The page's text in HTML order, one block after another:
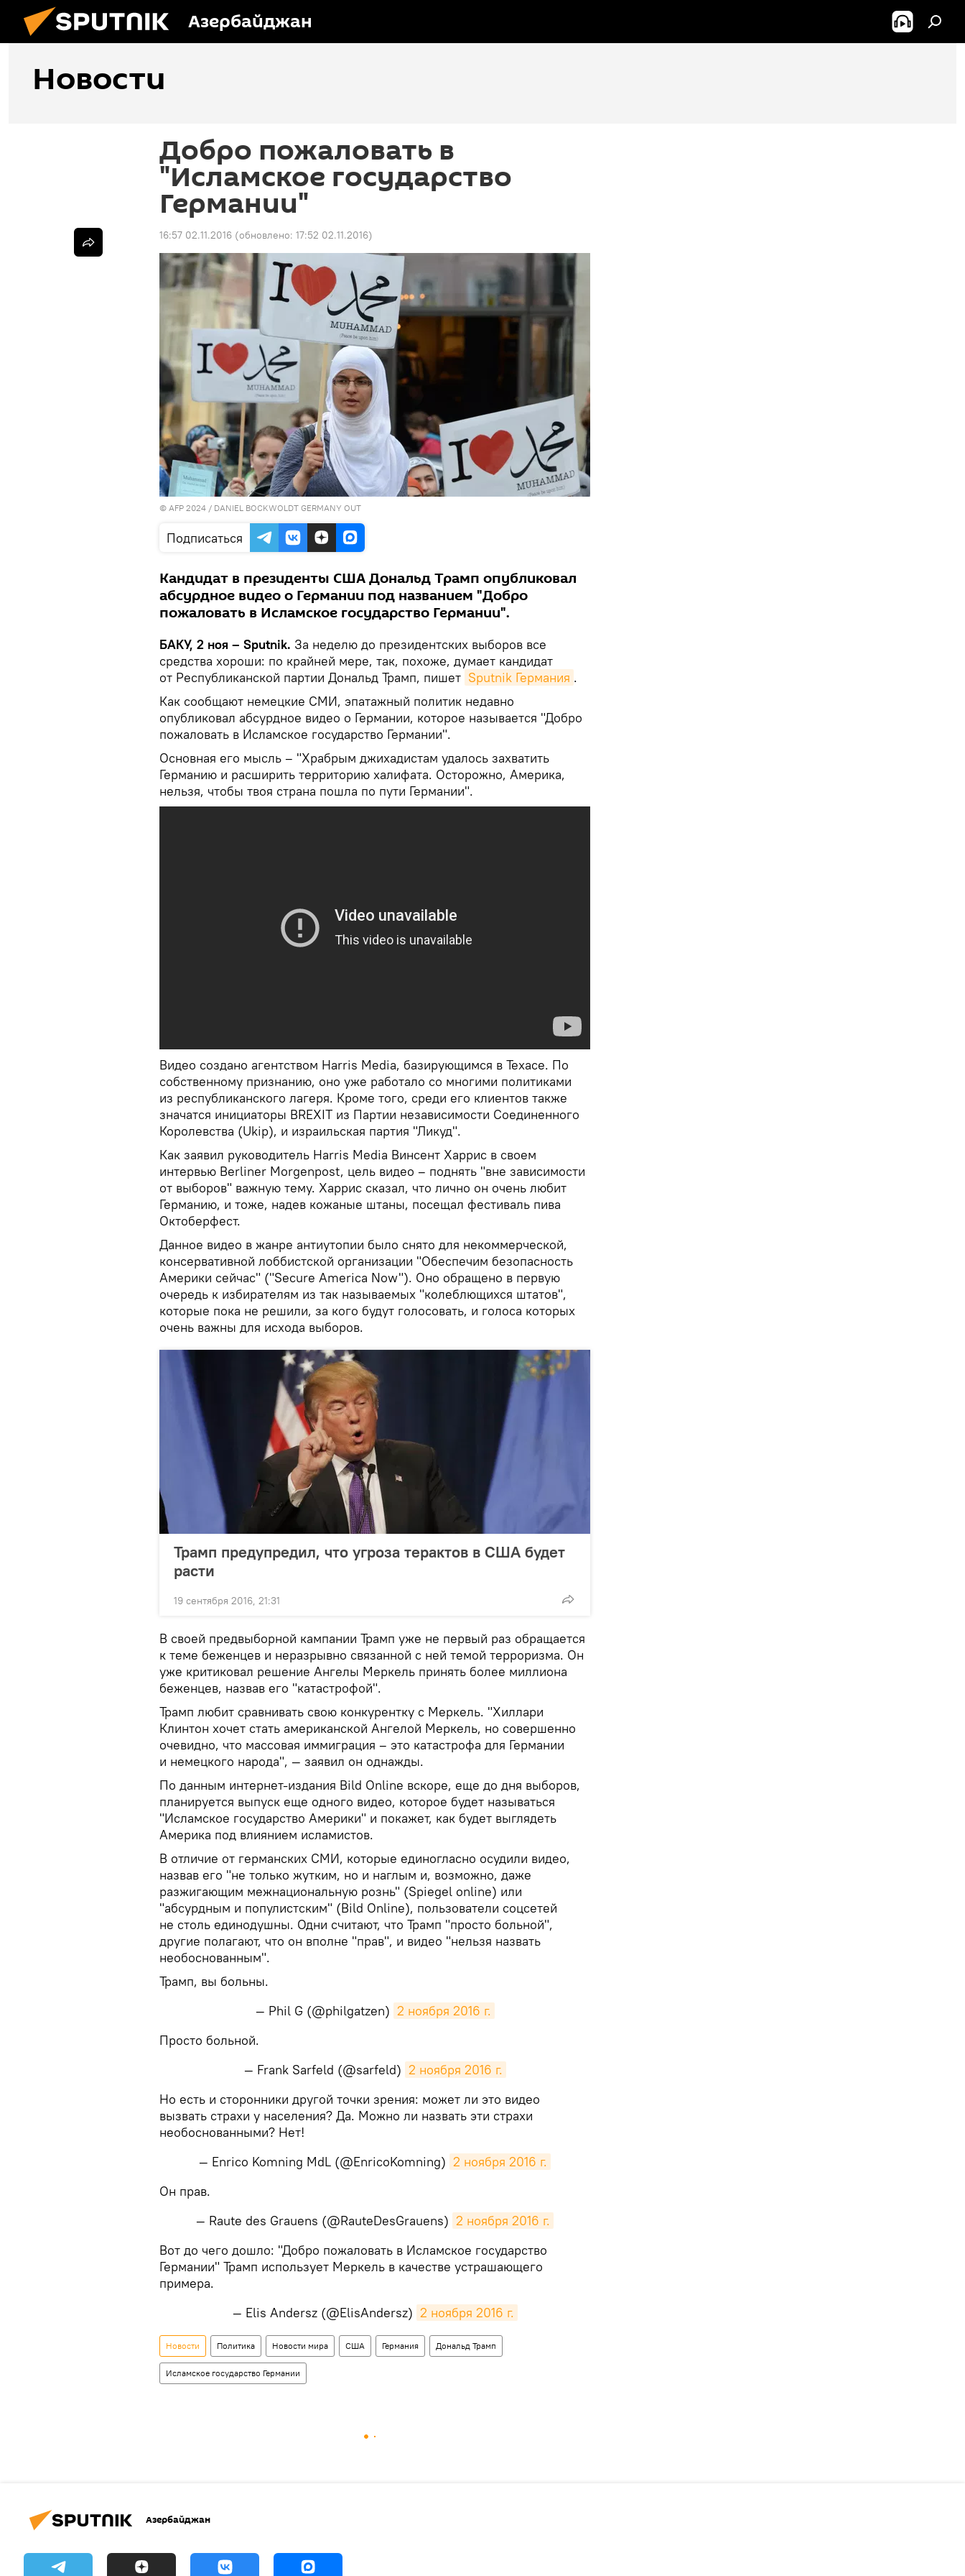
Азербайджан
Новости
Добро пожаловать в
"Исламское государство
Германии"
16:57 02.11.2016 (обновлено: 17:52 02.11.2016)
© AFP 2024 / DANIEL BOCKWOLDT GERMANY OUT
Подписаться
Кандидат в президенты США Дональд Трамп опубликовал
абсурдное видео о Германии под названием "Добро
пожаловать в Исламское государство Германии".
БАКУ, 2 ноя – Sputnik. За неделю до президентских выборов все
средства хороши: по крайней мере, так, похоже, думает кандидат
от Республиканской партии Дональд Трамп, пишет Sputnik Германия .
Как сообщают немецкие СМИ, эпатажный политик недавно
опубликовал абсурдное видео о Германии, которое называется "Добро
пожаловать в Исламское государство Германии".
Основная его мысль – "Храбрым джихадистам удалось захватить
Германию и расширить территорию халифата. Осторожно, Америка,
нельзя, чтобы твоя страна пошла по пути Германии".
Видео создано агентством Harris Media, базирующимся в Техасе. По
собственному признанию, оно уже работало со многими политиками
из республиканского лагеря. Кроме того, среди его клиентов также
значатся инициаторы BREXIT из Партии независимости Соединенного
Королевства (Ukip), и израильская партия "Ликуд".
Как заявил руководитель Harris Media Винсент Харрис в своем
интервью Berliner Morgenpost, цель видео – поднять "вне зависимости
от выборов" важную тему. Харрис сказал, что лично он очень любит
Германию, и тоже, надев кожаные штаны, посещал фестиваль пива
Октоберфест.
Данное видео в жанре антиутопии было снято для некоммерческой,
консервативной лоббистской организации "Обеспечим безопасность
Америки сейчас" ("Secure America Now"). Оно обращено в первую
очередь к избирателям из так называемых "колеблющихся штатов",
которые пока не решили, за кого будут голосовать, и голоса которых
очень важны для исхода выборов.
Трамп предупредил, что угроза терактов в США будет
расти
19 сентября 2016, 21:31
В своей предвыборной кампании Трамп уже не первый раз обращается
к теме беженцев и неразрывно связанной с ней темой терроризма. Он
уже критиковал решение Ангелы Меркель принять более миллиона
беженцев, назвав его "катастрофой".
Трамп любит сравнивать свою конкурентку с Меркель. "Хиллари
Клинтон хочет стать американской Ангелой Меркель, но совершенно
очевидно, что массовая иммиграция – это катастрофа для Германии
и немецкого народа", — заявил он однажды.
По данным интернет-издания Bild Online вскоре, еще до дня выборов,
планируется выпуск еще одного видео, которое будет называться
"Исламское государство Америки" и покажет, как будет выглядеть
Америка под влиянием исламистов.
В отличие от германских СМИ, которые единогласно осудили видео,
назвав его "не только жутким, но и наглым и, возможно, даже
разжигающим межнациональную рознь" (Spiegel online) или
"абсурдным и популистским" (Bild Online), пользователи соцсетей
не столь единодушны. Одни считают, что Трамп "просто больной",
другие полагают, что он вполне "прав", и видео "нельзя назвать
необоснованным".
Трамп, вы больны.
— Phil G (@philgatzen) 2 ноября 2016 г.
Просто больной.
— Frank Sarfeld (@sarfeld) 2 ноября 2016 г.
Но есть и сторонники другой точки зрения: может ли это видео
вызвать страхи у населения? Да. Можно ли назвать эти страхи
необоснованными? Нет!
— Enrico Komning MdL (@EnricoKomning) 2 ноября 2016 г.
Он прав.
— Raute des Grauens (@RauteDesGrauens) 2 ноября 2016 г.
Вот до чего дошло: "Добро пожаловать в Исламское государство
Германии" Трамп использует Меркель в качестве устрашающего
примера.
— Elis Andersz (@ElisAndersz) 2 ноября 2016 г.
Новости Политика Новости мира США Германия Дональд Трамп
Исламское государство Германии
Азербайджан